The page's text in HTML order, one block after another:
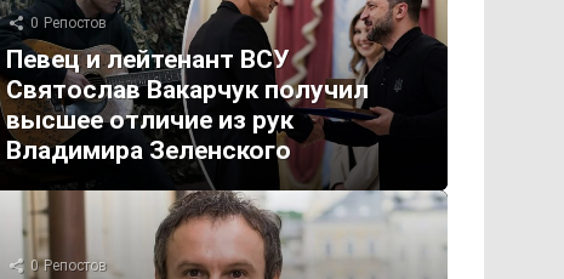
0 Репостов
Певец и лейтенант ВСУ
Святослав Вакарчук получил
высшее отличие из рук
Владимира Зеленского
0 Репостов